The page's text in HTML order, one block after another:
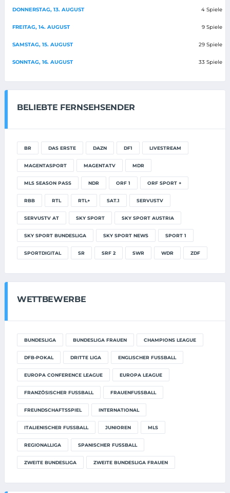
DONNERSTAG, 13. AUGUST 4 Spiele
FREITAG, 14. AUGUST 9 Spiele
SAMSTAG, 15. AUGUST 29 Spiele
SONNTAG, 16. AUGUST 33 Spiele
BELIEBTE FERNSEHSENDER
BR DAS ERSTE DAZN DF1 LIVESTREAM
MAGENTASPORT MAGENTATV MDR
MLS SEASON PASS NDR ORF 1 ORF SPORT +
RBB RTL RTL+ SAT.1 SERVUSTV
SERVUSTV AT SKY SPORT SKY SPORT AUSTRIA
SKY SPORT BUNDESLIGA SKY SPORT NEWS SPORT 1
SPORTDIGITAL SR SRF 2 SWR WDR ZDF
WETTBEWERBE
BUNDESLIGA BUNDESLIGA FRAUEN CHAMPIONS LEAGUE
DFB-POKAL DRITTE LIGA ENGLISCHER FUSSBALL
EUROPA CONFERENCE LEAGUE EUROPA LEAGUE
FRANZÖSISCHER FUSSBALL FRAUENFUSSBALL
FREUNDSCHAFTSSPIEL INTERNATIONAL
ITALIENISCHER FUSSBALL JUNIOREN MLS
REGIONALLIGA SPANISCHER FUSSBALL
ZWEITE BUNDESLIGA ZWEITE BUNDESLIGA FRAUEN